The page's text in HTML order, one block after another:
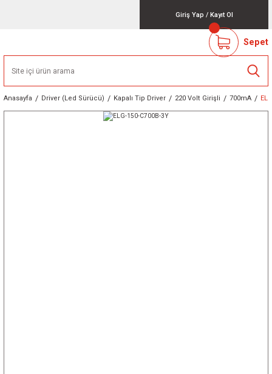
Giriş Yap / Kayıt Ol
Sepet
Anasayfa Driver (Led Sürücü) Kapalı Tip Driver 220 Volt Girişli 700mA